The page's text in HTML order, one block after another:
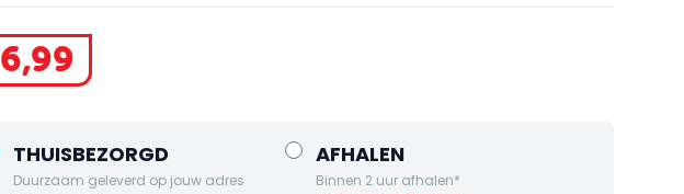
6,99
THUISBEZORGD
Duurzaam geleverd op jouw adres
AFHALEN
Binnen 2 uur afhalen*